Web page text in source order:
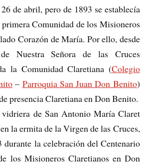
de abril, pero de 1893 se establecía
Comunidad de los Misioneros
Corazón de María. Por ello, desde
Nuestra Señora de las Cruces
la Comunidad Claretiana (Colegio
– Parroquia San Juan Don Benito​)
presencia Claretiana en Don Benito.
de San Antonio María Claret
la ermita de la Virgen de las Cruces,
durante la celebración del Centenario
los Misioneros Claretianos en Don